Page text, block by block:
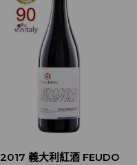
2017 義大利紅酒 FEUDO